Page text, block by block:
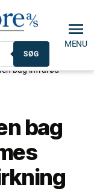
SØG
MENU
bag infrarød
bag